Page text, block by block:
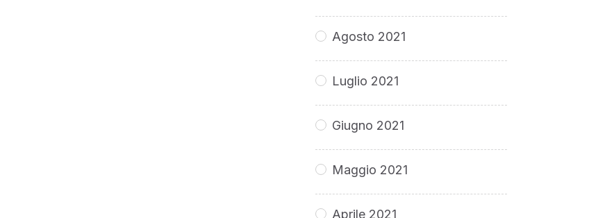
Agosto 2021
Luglio 2021
Giugno 2021
Maggio 2021
Aprile 2021